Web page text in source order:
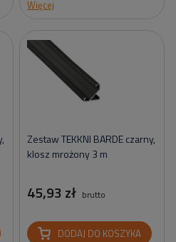
Więcej
Zestaw TEKKNI BARDE czarny,
klosz mrożony 3 m
45,93 zł brutto
DODAJ DO KOSZYKA